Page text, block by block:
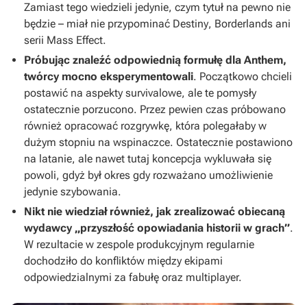
Zamiast tego wiedzieli jedynie, czym tytuł na pewno nie
będzie – miał nie przypominać Destiny, Borderlands ani
serii Mass Effect.
Próbując znaleźć odpowiednią formułę dla Anthem,
twórcy mocno eksperymentowali. Początkowo chcieli
postawić na aspekty survivalowe, ale te pomysły
ostatecznie porzucono. Przez pewien czas próbowano
również opracować rozgrywkę, która polegałaby w
dużym stopniu na wspinaczce. Ostatecznie postawiono
na latanie, ale nawet tutaj koncepcja wykluwała się
powoli, gdyż był okres gdy rozważano umożliwienie
jedynie szybowania.
Nikt nie wiedział również, jak zrealizować obiecaną
wydawcy „przyszłość opowiadania historii w grach”.
W rezultacie w zespole produkcyjnym regularnie
dochodziło do konfliktów między ekipami
odpowiedzialnymi za fabułę oraz multiplayer.